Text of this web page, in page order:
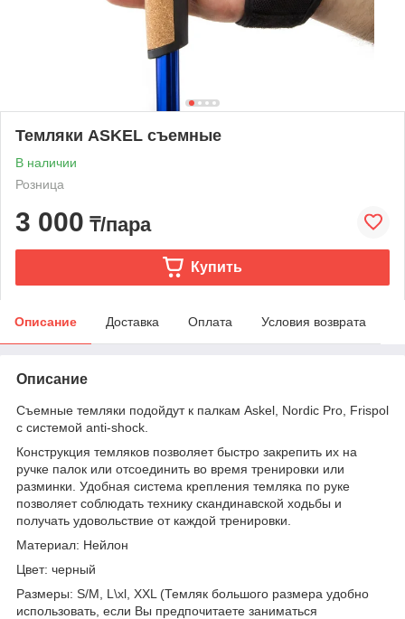
Темляки ASKEL съемные
В наличии
Розница
3 000 ₸/пара
Купить
Описание Доставка Оплата Условия возврата
Описание
Съемные темляки подойдут к палкам Askel, Nordic Pro, Frispol
с системой anti-shock.
Конструкция темляков позволяет быстро закрепить их на
ручке палок или отсоединить во время тренировки или
разминки. Удобная система крепления темляка по руке
позволяет соблюдать технику скандинавской ходьбы и
получать удовольствие от каждой тренировки.
Материал: Нейлон
Цвет: черный
Размеры: S/M, L\xl, XXL (Темляк большого размера удобно
использовать, если Вы предпочитаете заниматься